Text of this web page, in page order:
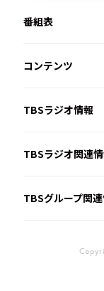
番組表
コンテンツ
TBSラジオ情報
TBSラジオ関連
TBSグループ関